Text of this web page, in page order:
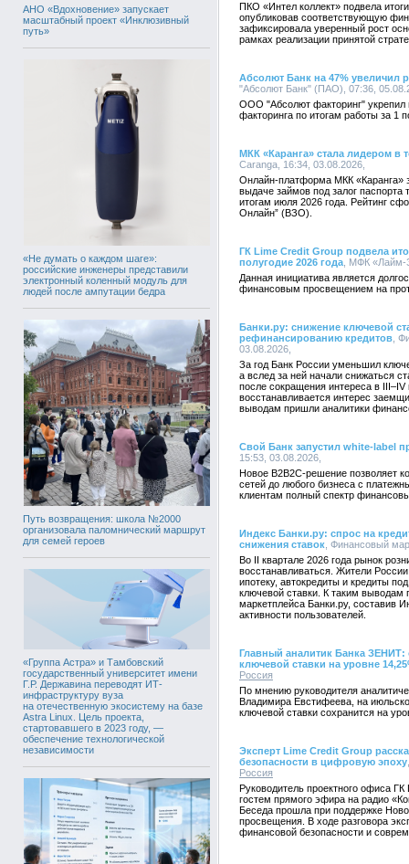
АНО «Вдохновение» запускает
масштабный проект «Инклюзивный
путь»
«Не думать о каждом шаге»:
российские инженеры представили
электронный коленный модуль для
людей после ампутации бедра
Путь возвращения: школа №2000
организовала паломнический маршрут
для семей героев
«Группа Астра» и Тамбовский
государственный университет имени
Г.Р. Державина переводят ИТ-
инфраструктуру вуза
на отечественную экосистему на базе
Astra Linux. Цель проекта,
стартовавшего в 2023 году, —
обеспечение технологической
независимости
ПКО «Интел коллект» подвела
опубликовав соответствующую
зафиксировала уверенный рост
рамках реализации принятой
Абсолют Банк на 47% увеличил
"Абсолют Банк" (ПАО), 07:36,
ООО "Абсолют факторинг" укрепил
факторинга по итогам работы за 1
МКК «Каранга» стала лидером в
Caranga, 16:34, 03.08.2026,
Онлайн-платформа МКК «Каранга»
выдаче займов под залог паспорта
итогам июля 2026 года. Рейтинг
Онлайн” (ВЗО).
ГК Lime Credit Group подвела
полугодие 2026 года , МФК
Данная инициатива является
финансовым просвещением на
Банки.ру: снижение ключевой
рефинансированию кредитов ,
03.08.2026,
За год Банк России уменьшил
а вслед за ней начали снижаться
после сокращения интереса в III–IV
восстанавливается интерес
выводам пришли аналитики
Свой Банк запустил white-label
15:53, 03.08.2026,
Новое B2B2C-решение позволяет
сетей до любого бизнеса с
клиентам полный спектр
Индекс Банки.ру: спрос на
снижения ставок , Финансовый
Во II квартале 2026 года рынок
восстанавливаться. Жители
ипотеку, автокредиты и кредиты
ключевой ставки. К таким выводам
маркетплейса Банки.ру, составив
активности пользователей.
Главный аналитик Банка ЗЕНИТ:
ключевой ставки на уровне
Россия
По мнению руководителя
Владимира Евстифеева, на
ключевой ставки сохранится на
Эксперт Lime Credit Group
безопасности в цифровую эпоху
Россия
Руководитель проектного офиса
гостем прямого эфира на радио
Беседа прошла при поддержке
просвещения. В ходе разговора
финансовой безопасности и